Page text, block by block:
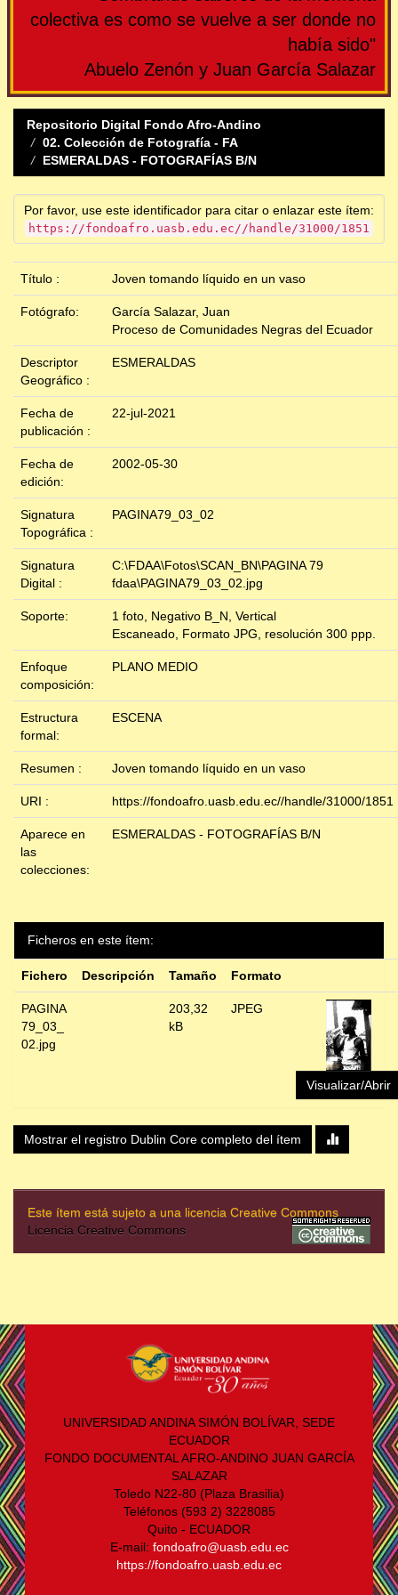
colectiva es como se vuelve a ser donde no
había sido"
Abuelo Zenón y Juan García Salazar
Repositorio Digital Fondo Afro-Andino
02. Colección de Fotografía - FA
ESMERALDAS - FOTOGRAFÍAS B/N
Por favor, use este identificador para citar o enlazar este ítem:
https://fondoafro.uasb.edu.ec//handle/31000/1851
Título : Joven tomando líquido en un vaso
Fotógrafo:
García Salazar, Juan
Proceso de Comunidades Negras del Ecuador
Descriptor
Geográfico :
ESMERALDAS
Fecha de
publicación :
22-jul-2021
Fecha de
edición:
2002-05-30
Signatura
Topográfica :
PAGINA79_03_02
Signatura
Digital :
C:\FDAA\Fotos\SCAN_BN\PAGINA 79
fdaa\PAGINA79_03_02.jpg
Soporte:
1 foto, Negativo B_N, Vertical
Escaneado, Formato JPG, resolución 300 ppp.
Enfoque
composición:
PLANO MEDIO
Estructura
formal:
ESCENA
Resumen : Joven tomando líquido en un vaso
URI : https://fondoafro.uasb.edu.ec//handle/31000/1851
Aparece en
las
colecciones:
ESMERALDAS - FOTOGRAFÍAS B/N
Ficheros en este ítem:
Fichero Descripción Tamaño Formato
PAGINA
79_03_
02.jpg
203,32
kB
JPEG
Visualizar/Abrir
Mostrar el registro Dublin Core completo del ítem
Este ítem está sujeto a una licencia Creative Commons
Licencia Creative Commons
UNIVERSIDAD ANDINA SIMÓN BOLÍVAR, SEDE
ECUADOR
FONDO DOCUMENTAL AFRO-ANDINO JUAN GARCÍA
SALAZAR
Toledo N22-80 (Plaza Brasilia)
Teléfonos (593 2) 3228085
Quito - ECUADOR
E-mail: fondoafro@uasb.edu.ec
https://fondoafro.uasb.edu.ec